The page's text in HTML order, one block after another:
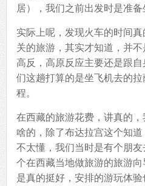
居），我们之前出发时是准备
实际上呢，发现火车的时间
关的旅游，其实才知道，并
高反，高原反应主要还是跟
们这趟打算的是坐飞机去的
程。
在西藏的旅游花费，讲真的
啥的，除了布达拉宫这个知
不太懂，我们当时是有个朋
个在西藏当地做旅游的旅游
是真的挺好，安排的游玩体验